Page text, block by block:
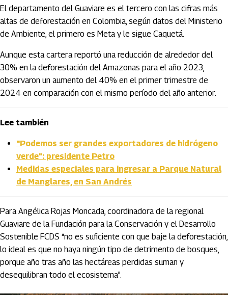
El departamento del Guaviare es el tercero con las cifras más
altas de deforestación en Colombia, según datos del Ministerio
de Ambiente, el primero es Meta y le sigue Caquetá.
Aunque esta cartera reportó una reducción de alrededor del
30% en la deforestación del Amazonas para el año 2023,
observaron un aumento del 40% en el primer trimestre de
2024 en comparación con el mismo período del año anterior.
Lee también
"Podemos ser grandes exportadores de hidrógeno
verde": presidente Petro
Medidas especiales para ingresar a Parque Natural
de Manglares, en San Andrés
Para Angélica Rojas Moncada, coordinadora de la regional
Guaviare de la Fundación para la Conservación y el Desarrollo
Sostenible FCDS “no es suficiente con que baje la deforestación,
lo ideal es que no haya ningún tipo de detrimento de bosques,
porque año tras año las hectáreas perdidas suman y
desequilibran todo el ecosistema”.